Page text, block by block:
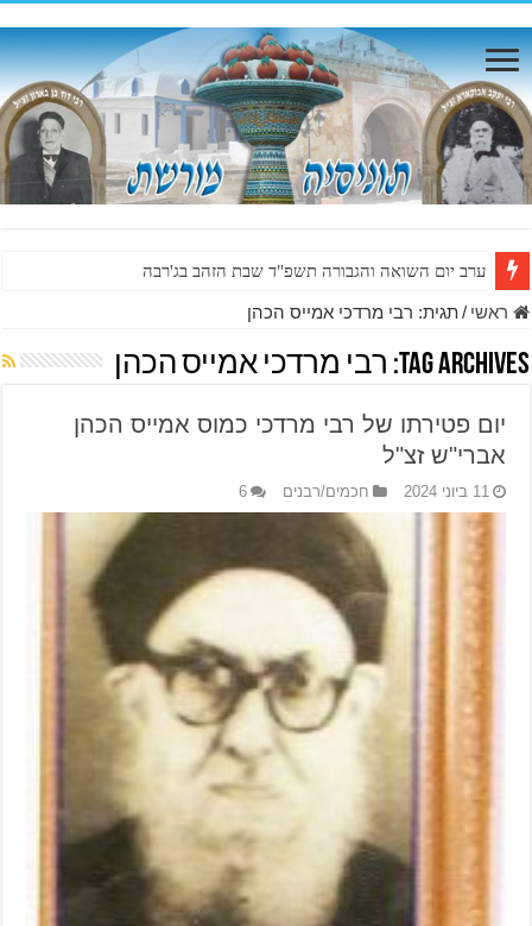
ערב יום השואה והגבורה תשפ"ד שבת הזהב בג'רבה
ראשי /תגית: רבי מרדכי אמייס הכהן
Tag Archives: רבי מרדכי אמייס הכהן
יום פטירתו של רבי מרדכי כמוס אמייס הכהן
אברי"ש זצ"ל
11 ביוני 2024 חכמים/רבנים 6